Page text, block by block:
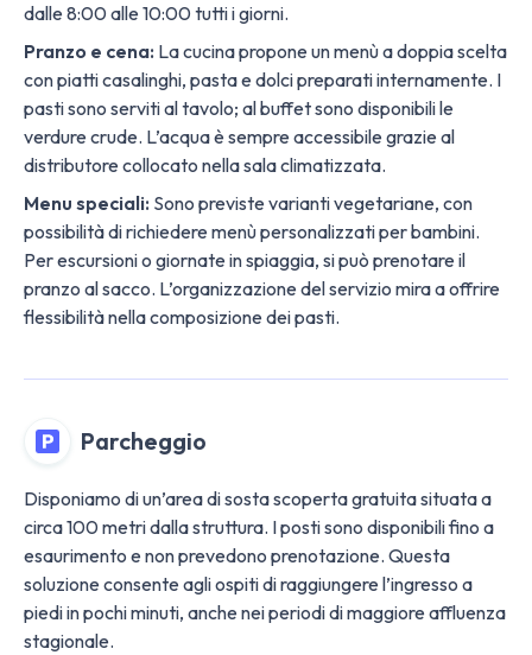
dalle 8:00 alle 10:00 tutti i giorni.
Pranzo e cena: La cucina propone un menù a doppia scelta
con piatti casalinghi, pasta e dolci preparati internamente. I
pasti sono serviti al tavolo; al buffet sono disponibili le
verdure crude. L’acqua è sempre accessibile grazie al
distributore collocato nella sala climatizzata.
Menu speciali: Sono previste varianti vegetariane, con
possibilità di richiedere menù personalizzati per bambini.
Per escursioni o giornate in spiaggia, si può prenotare il
pranzo al sacco. L’organizzazione del servizio mira a offrire
flessibilità nella composizione dei pasti.
Parcheggio
Disponiamo di un’area di sosta scoperta gratuita situata a
circa 100 metri dalla struttura. I posti sono disponibili fino a
esaurimento e non prevedono prenotazione. Questa
soluzione consente agli ospiti di raggiungere l’ingresso a
piedi in pochi minuti, anche nei periodi di maggiore affluenza
stagionale.